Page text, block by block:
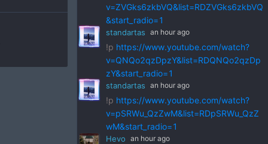
v=ZVGks6zkbVQ&list=RDZVGks6zkbVQ
&start_radio=1
standartas an hour ago
!p https://www.youtube.com/watch?
v=QNQo2qzDpzY&list=RDQNQo2qzDp
zY&start_radio=1
standartas an hour ago
!p https://www.youtube.com/watch?
v=pSRWu_QzZwM&list=RDpSRWu_QzZ
wM&start_radio=1
Hevo an hour ago